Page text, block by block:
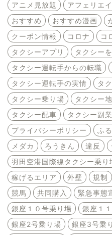
アニメ見放題
アフェリエ
おすすめ
おすすめ漫画
クーポン情報
コロナ コ
タクシーアプリ
タクシー
タクシー運転手からの転職
タクシー運転手の実情
タ
タクシー乗り場
タクシー
タクシー配車
タクシー副業
プライバシーポリシー
ふ
メダカ
ろうきん 違反
羽田空港国際線タクシー乗り
稼げるエリア
外壁 規制
競馬
共同購入 緊急事態
銀座１０号乗り場
銀座１
銀座2号乗り場
銀座3号乗